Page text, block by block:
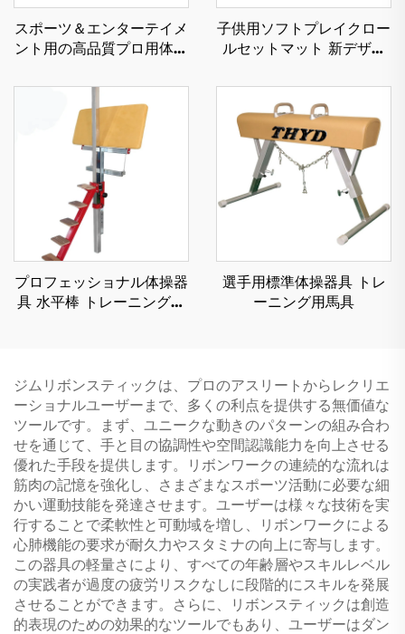
スポーツ＆エンターテイメ
ント用の高品質プロ用体操
子供用ソフトプレイクロー
ルセットマット 新デザイ
ゃ
プロフェッショナル体操器
具 水平棒 トレーニング用
選手用標準体操器具 トレ
ーニング用馬具
ジムリボンスティックは、プロのアスリートからレクリエ
ーショナルユーザーまで、多くの利点を提供する無価値な
ツールです。まず、ユニークな動きのパターンの組み合わ
せを通じて、手と目の協調性や空間認識能力を向上させる
優れた手段を提供します。リボンワークの連続的な流れは
筋肉の記憶を強化し、さまざまなスポーツ活動に必要な細
かい運動技能を発達させます。ユーザーは様々な技術を実
行することで柔軟性と可動域を増し、リボンワークによる
心肺機能の要求が耐久力やスタミナの向上に寄与します。
この器具の軽量さにより、すべての年齢層やスキルレベル
の実践者が過度の疲労リスクなしに段階的にスキルを発展
させることができます。さらに、リボンスティックは創造
的表現のための効果的なツールでもあり、ユーザーはダン